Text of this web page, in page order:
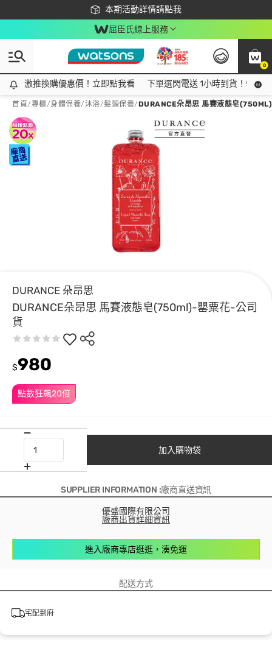
本期活動詳情請點我
下載app最高回饋$350
屈臣氏線上服務
0
激推換購優惠價！立即點我看
激推換購優惠價！立即點我看 下單選閃電送 1小時到貨！領神
首頁/專櫃/身體保養/沐浴/髮類保養/DURANCE朵昂思 馬賽液態皂
DURANCE 朵昂思
DURANCE朵昂思 馬賽液態皂(750ml)-罌粟花-公司
貨
點數狂飆20倍
$980
加入購物袋
SUPPLIER INFORMATION :廠商直送資訊
優盛國際有限公司
廠商出貨詳細資訊
進入廠商專店逛逛，湊免運
配送方式
宅配到府